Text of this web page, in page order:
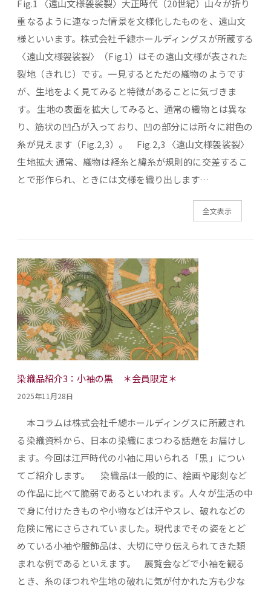
Fig.1 〈遠山文様袈裟裂〉大正時代（20世紀）山々が折り
重なるように連なった情景を文様化したものを、遠山文
様といいます。株式会社千總ホールディングスが所蔵する
〈遠山文様袈裟裂〉（Fig.1）はその遠山文様が表された
裂地（きれじ）です。一見するとただの織物のようです
が、生地をよく見てみると特徴があることに気づきま
す。 生地の表面を拡大してみると、通常の織物とは異な
り、筋状の凹凸が入っており、凹の部分には所々に紺色の
糸が見えます（Fig.2,3）。 Fig.2,3 〈遠山文様袈裟裂〉
生地拡大 通常、織物は経糸と緯糸が規則的に交差するこ
とで形作られ、ときには文様を織り出します…
全文表示
染織品紹介3：小袖の黒 ＊会員限定＊
2025年11月28日
本コラムは株式会社千總ホールディングスに所蔵され
る染織資料から、日本の染織にまつわる話題をお届けし
ます。今回は江戸時代の小袖に用いられる「黒」につい
てご紹介します。 染織品は一般的に、絵画や彫刻など
の作品に比べて脆弱であるといわれます。人々が生活の中
で身に付けたきものや小物などは汗やスレ、破れなどの
危険に常にさらされていました。現代までその姿をとど
めている小袖や服飾品は、大切に守り伝えられてきた類
まれな例であるといえます。 展覧会などで小袖を観る
とき、糸のほつれや生地の破れに気が付かれた方も少な